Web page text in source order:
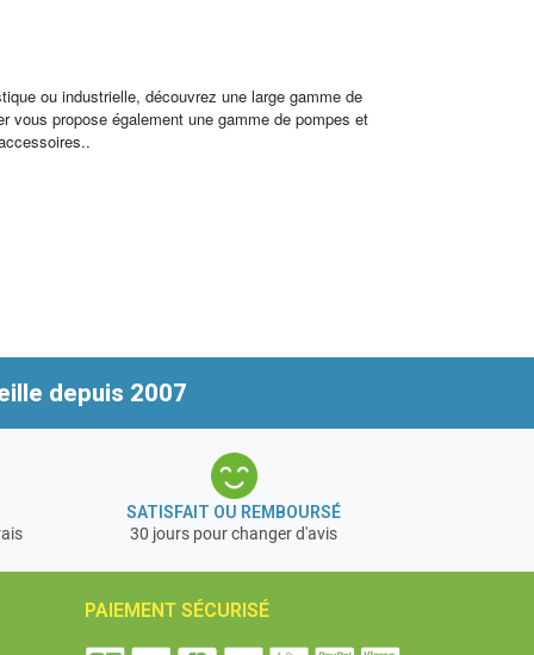
ou industrielle, découvrez une large gamme de
vous propose également une gamme de pompes et
depuis 2007
SATISFAIT OU REMBOURSÉ
30 jours pour changer d'avis
PAIEMENT SÉCURISÉ